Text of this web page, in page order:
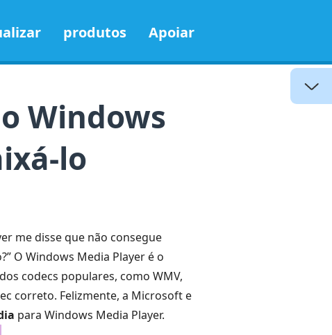
produtos Apoiar
Windows
lo
me disse que não consegue
O Windows Media Player é o
codecs populares, como WMV,
correto. Felizmente, a Microsoft e
para Windows Media Player.